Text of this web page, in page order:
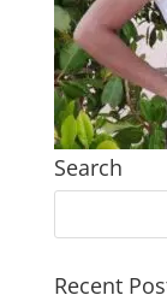
Search
Recent